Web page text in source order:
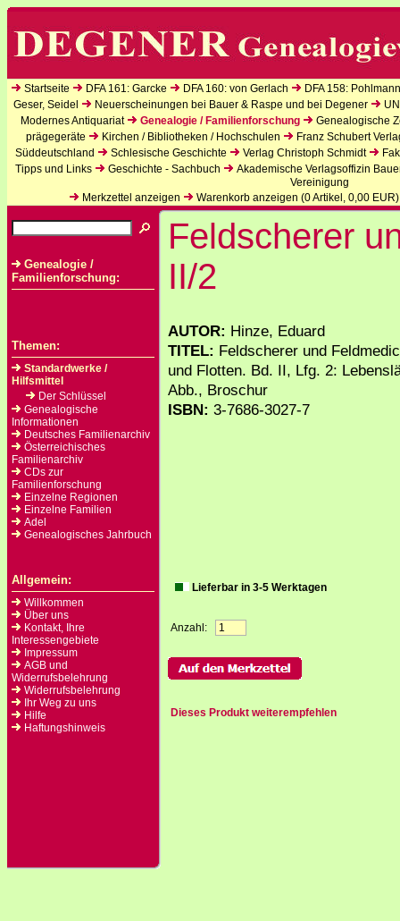
Startseite DFA 161: Garcke DFA 160: von Gerlach
DFA 158:
Geser, Seidel
Neuerscheinungen bei Bauer & Raspe und bei Degener
Modernes Antiquariat
Genealogie / Familienforschung
Genealogische
prägegeräte
Kirchen / Bibliotheken / Hochschulen
Franz Schubert
Süddeutschland
Schlesische Geschichte Verlag Christoph Schmidt
Tipps und Links
Geschichte - Sachbuch
Akademische Verlagsoffizin
Vereinigung
Merkzettel anzeigen
Warenkorb anzeigen (0Artikel, 0,00 EUR)
Genealogie /
Familienforschung:
Themen:
Standardwerke /
Hilfsmittel
Der Schlüssel
Genealogische
Informationen
Deutsches Familienarchiv
Österreichisches
Familienarchiv
CDs zur
Familienforschung
Einzelne Regionen
Einzelne Familien
Adel
Genealogisches Jahrbuch
Allgemein:
Willkommen
Über uns
Kontakt, Ihre
Interessengebiete
Impressum
AGB und
Widerrufsbelehrung
Widerrufsbelehrung
Ihr Weg zu uns
Hilfe
Haftungshinweis
Feldscherer
II/2
AUTOR: Hinze, Eduard
TITEL: Feldscherer und
und Flotten. Bd. II, Lfg. 2:
Abb., Broschur
ISBN: 3-7686-3027-7
Lieferbar in 3-5 Werktagen
Anzahl:
Dieses Produkt weiterempfehlen